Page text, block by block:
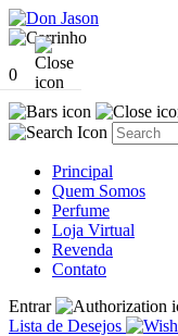
0
Principal
Quem Somos
Perfume
Loja Virtual
Revenda
Contato
Entrar
Lista de Desejos